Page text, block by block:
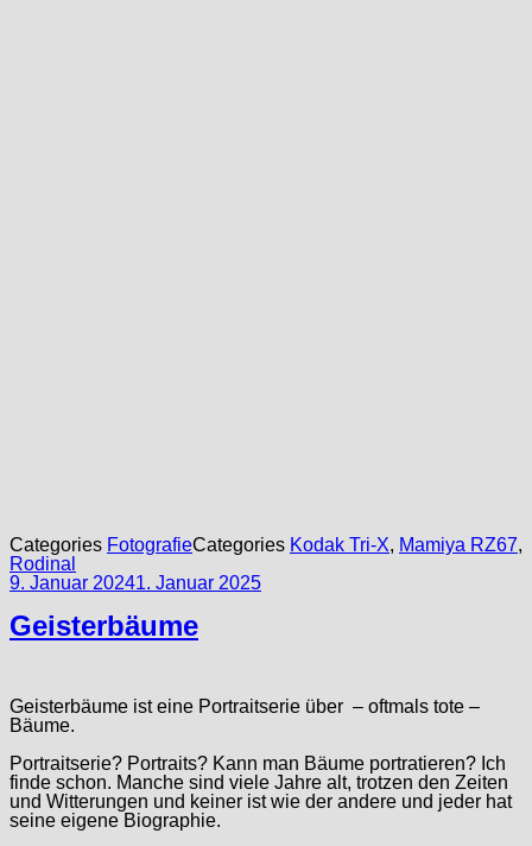
Categories FotografieCategories Kodak Tri-X, Mamiya RZ67,
Rodinal
9. Januar 20241. Januar 2025
Geisterbäume
Geisterbäume ist eine Portraitserie über – oftmals tote –
Bäume.
Portraitserie? Portraits? Kann man Bäume portratieren? Ich
finde schon. Manche sind viele Jahre alt, trotzen den Zeiten
und Witterungen und keiner ist wie der andere und jeder hat
seine eigene Biographie.